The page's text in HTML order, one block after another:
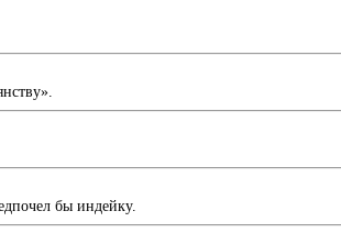
бы индейку.